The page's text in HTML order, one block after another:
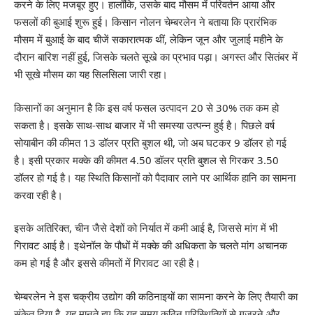
करने के लिए मजबूर हुए। हालाँकि, उसके बाद मौसम में परिवर्तन आया और
फसलों की बुआई शुरू हुई। किसान नोलन चेम्बरलेन ने बताया कि प्रारंभिक
मौसम में बुआई के बाद चीजें सकारात्मक थीं, लेकिन जून और जुलाई महीने के
दौरान बारिश नहीं हुई, जिसके चलते सूखे का प्रभाव पड़ा। अगस्त और सितंबर में
भी सूखे मौसम का यह सिलसिला जारी रहा।
किसानों का अनुमान है कि इस वर्ष फसल उत्पादन 20 से 30% तक कम हो
सकता है। इसके साथ-साथ बाजार में भी समस्या उत्पन्न हुई है। पिछले वर्ष
सोयाबीन की कीमत 13 डॉलर प्रति बुशल थी, जो अब घटकर 9 डॉलर हो गई
है। इसी प्रकार मक्के की कीमत 4.50 डॉलर प्रति बुशल से गिरकर 3.50
डॉलर हो गई है। यह स्थिति किसानों को पैदावार लाने पर आर्थिक हानि का सामना
करवा रही है।
इसके अतिरिक्त, चीन जैसे देशों को निर्यात में कमी आई है, जिससे मांग में भी
गिरावट आई है। इथेनॉल के पौधों में मक्के की अधिकता के चलते मांग अचानक
कम हो गई है और इससे कीमतों में गिरावट आ रही है।
चेम्बरलेन ने इस चक्रीय उद्योग की कठिनाइयों का सामना करने के लिए तैयारी का